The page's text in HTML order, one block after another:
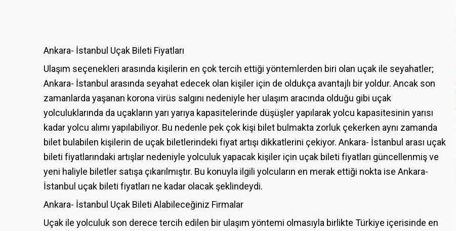
Ankara- İstanbul Uçak Bileti Fiyatları
Ulaşım seçenekleri arasında kişilerin en çok tercih ettiği yöntemlerden biri olan uçak ile seyahatler;
Ankara- İstanbul arasında seyahat edecek olan kişiler için de oldukça avantajlı bir yoldur. Ancak son
zamanlarda yaşanan korona virüs salgını nedeniyle her ulaşım aracında olduğu gibi uçak
yolculuklarında da uçakların yarı yarıya kapasitelerinde düşüşler yapılarak yolcu kapasitesinin yarısı
kadar yolcu alımı yapılabiliyor. Bu nedenle pek çok kişi bilet bulmakta zorluk çekerken aynı zamanda
bilet bulabilen kişilerin de uçak biletlerindeki fiyat artışı dikkatlerini çekiyor. Ankara- İstanbul arası uçak
bileti fiyatlarındaki artışlar nedeniyle yolculuk yapacak kişiler için uçak bileti fiyatları güncellenmiş ve
yeni haliyle biletler satışa çıkarılmıştır. Bu konuyla ilgili yolcuların en merak ettiği nokta ise Ankara-
İstanbul uçak bileti fiyatları ne kadar olacak şeklindeydi.
Ankara- İstanbul Uçak Bileti Alabileceğiniz Firmalar
Uçak ile yolculuk son derece tercih edilen bir ulaşım yöntemi olmasıyla birlikte Türkiye içerisinde en